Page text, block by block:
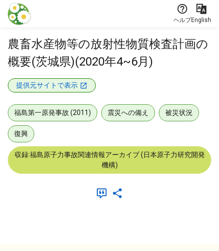
本文に飛ぶ
ヘルプEnglish
農畜水産物等の放射性物質検査計画の
概要(茨城県)(2020年4~6月)
提供元サイトで表示
福島第一原発事故 (2011) 震災への備え 被災状況
復興
収録:福島原子力事故関連情報アーカイブ (日本原子力研究開発
機構)